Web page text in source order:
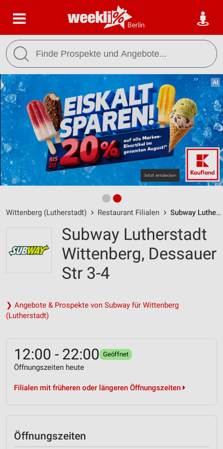
Berlin
Wittenberg (Lutherstadt) Restaurant Filialen Subway Lutherstadt Wittenberg / Dessauer Str 3-4 - Öffnungszeiten & Adresse
Subway Lutherstadt
Wittenberg, Dessauer
Str 3-4
❯ Angebote & Prospekte von Subway für Wittenberg
(Lutherstadt)
12:00 - 22:00 Geöffnet
Öffnungszeiten heute
Filialen mit früheren oder längeren Öffnungszeiten
Öffnungszeiten